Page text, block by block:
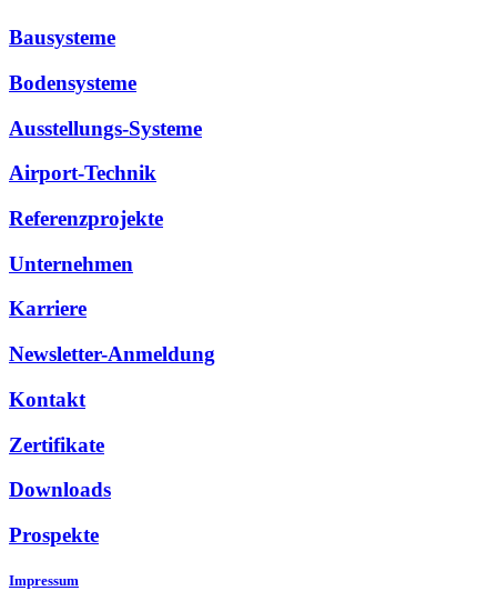
Bausysteme
Bodensysteme
Ausstellungs-Systeme
Airport-Technik
Referenzprojekte
Unternehmen
Karriere
Newsletter-Anmeldung
Kontakt
Zertifikate
Downloads
Prospekte
Impressum